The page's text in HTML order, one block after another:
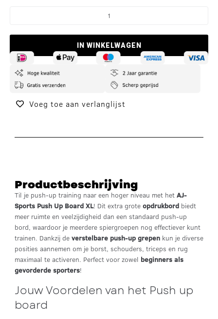
IN WINKELWAGEN
Voeg toe aan verlanglijst
Productbeschrijving
Til je push-up training naar een hoger niveau met het AJ-
Sports Push Up Board XL! Dit extra grote opdrukbord biedt
meer ruimte en veelzijdigheid dan een standaard push-up
bord, waardoor je meerdere spiergroepen nog effectiever kunt
trainen. Dankzij de verstelbare push-up grepen kun je diverse
posities aannemen om je borst, schouders, triceps en rug
maximaal te activeren. Perfect voor zowel beginners als
gevorderde sporters!
Jouw Voordelen van het Push up
board